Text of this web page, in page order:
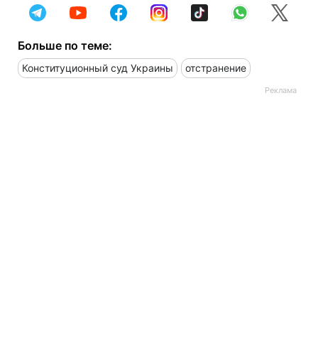
Больше по теме:
Конституционный суд Украины отстранение